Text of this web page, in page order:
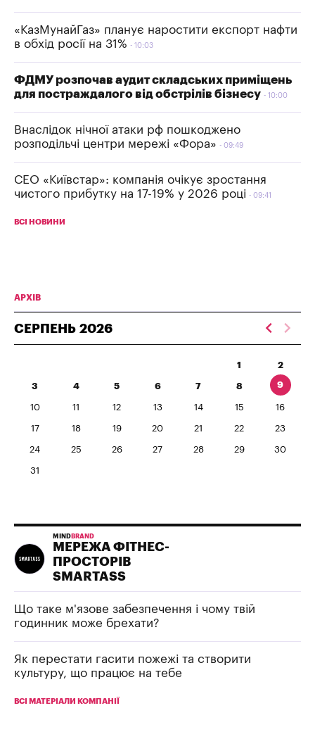
«КазМунайГаз» планує наростити експорт нафти
в обхід росії на 31%
10:03
ФДМУ розпочав аудит складських приміщень
для постраждалого від обстрілів бізнесу
10:00
Внаслідок нічної атаки рф пошкоджено
розподільчі центри мережі «Фора»
09:49
СЕО «Київстар»: компанія очікує зростання
чистого прибутку на 17-19% у 2026 році
09:41
ВСІ НОВИНИ
АРХІВ
СЕРПЕНЬ 2026
1 2
3 4 5 6 7 8 9
10 11 12 13 14 15 16
17 18 19 20 21 22 23
24 25 26 27 28 29 30
31
MIND BRAND
МЕРЕЖА ФІТНЕС-
ПРОСТОРІВ
SMARTASS
Що таке м'язове забезпечення і чому твій
годинник може брехати?
Як перестати гасити пожежі та створити
культуру, що працює на тебе
ВСІ МАТЕРІАЛИ КОМПАНІЇ